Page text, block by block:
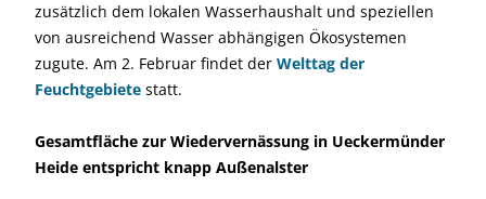
zusätzlich dem lokalen Wasserhaushalt und speziellen
von ausreichend Wasser abhängigen Ökosystemen
zugute. Am 2. Februar findet der Welttag der
Feuchtgebiete statt.
Gesamtfläche zur Wiedervernässung in Ueckermünder
Heide entspricht knapp Außenalster